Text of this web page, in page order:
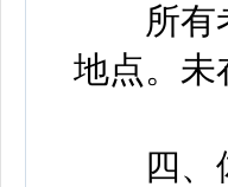
所有考
地点。未
四、体